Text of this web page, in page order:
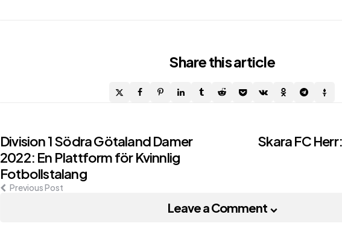
Sharethis article
Post
navigation
Division 1 Södra Götaland Damer
2022: En Plattform för Kvinnlig
Fotbollstalang
Previous Post
Skara FC
Leave a Comment